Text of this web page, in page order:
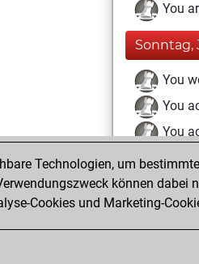
You
Sonntag,
You
You
You
Freitag,
You
Technologien, um
können dabei
Cookies und Marketing-